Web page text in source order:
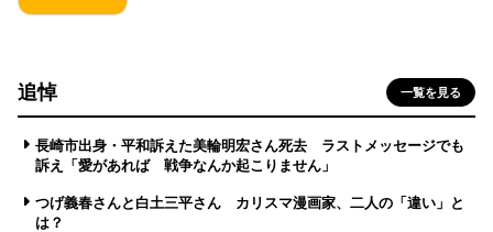
追悼 一覧を見る
長崎市出身・平和訴えた美輪明宏さん死去 ラストメッセージでも
訴え「愛があれば 戦争なんか起こりません」
つげ義春さんと白土三平さん カリスマ漫画家、二人の「違い」と
は？